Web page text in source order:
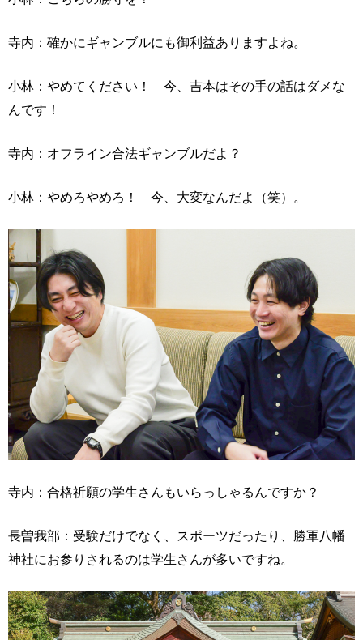
寺内：確かにギャンブルにも御利益ありますよね。
小林：やめてください！ 今、吉本はその手の話はダメな
んです！
寺内：オフライン合法ギャンブルだよ？
小林：やめろやめろ！ 今、大変なんだよ（笑）。
寺内：合格祈願の学生さんもいらっしゃるんですか？
長曽我部：受験だけでなく、スポーツだったり、勝軍八幡
神社にお参りされるのは学生さんが多いですね。